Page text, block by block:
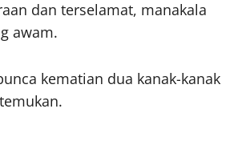
dan terselamat, manakala
awam.
kematian dua kanak-kanak